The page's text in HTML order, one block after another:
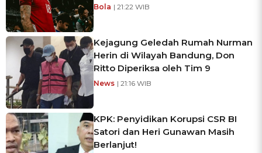
Bola | 21:22 WIB
Kejagung Geledah Rumah Nurman
Herin di Wilayah Bandung, Don
Ritto Diperiksa oleh Tim 9
News | 21:16 WIB
KPK: Penyidikan Korupsi CSR BI
Satori dan Heri Gunawan Masih
Berlanjut!